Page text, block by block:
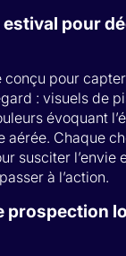
estival pour
conçu pour
: visuels de
évoquant
aérée. Chaque
susciter l’envie
à l’action.
prospection